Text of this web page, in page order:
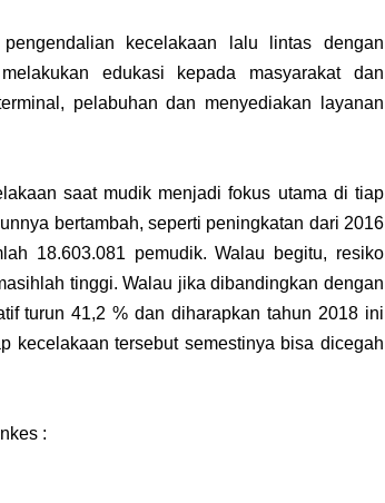
kecelakaan lalu lintas dengan
edukasi kepada masyarakat dan
pelabuhan dan menyediakan layanan
saat mudik menjadi fokus utama di tiap
bertambah, seperti peningkatan dari 2016
18.603.081 pemudik. Walau begitu, resiko
tinggi. Walau jika dibandingkan dengan
turun 41,2 % dan diharapkan tahun 2018 ini
kecelakaan tersebut semestinya bisa dicegah
: